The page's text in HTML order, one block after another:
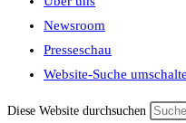
Newsroom
Presseschau
Website-Suche
Diese Website durchsuchen